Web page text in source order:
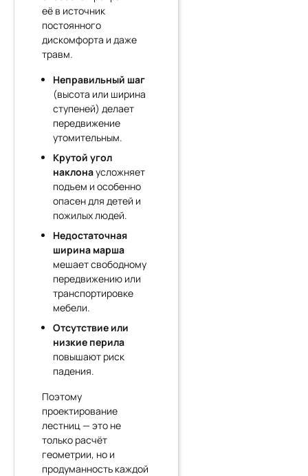
её в источник
постоянного
дискомфорта и даже
травм.
Неправильный шаг
(высота или ширина
ступеней) делает
передвижение
утомительным.
Крутой угол
наклонаусложняет
подъем и особенно
опасен для детей и
пожилых людей.
Недостаточная
ширина марша
мешает свободному
передвижению или
транспортировке
мебели.
Отсутствие или
низкие перила
повышают риск
падения.
Поэтому
проектирование
лестниц — это не
только расчёт
геометрии, но и
продуманность каждой